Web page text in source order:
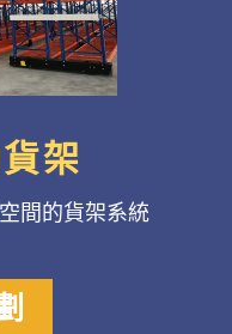
架
間的貨架系統